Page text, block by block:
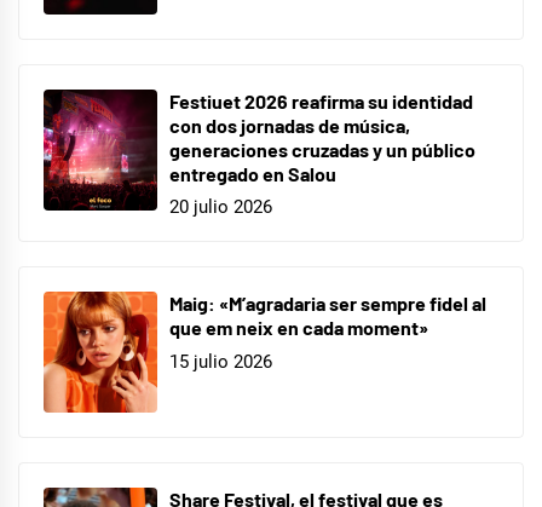
Festiuet 2026 reafirma su identidad
con dos jornadas de música,
generaciones cruzadas y un público
entregado en Salou
20 julio 2026
Maig: «M’agradaria ser sempre fidel al
que em neix en cada moment»
15 julio 2026
Share Festival, el festival que es